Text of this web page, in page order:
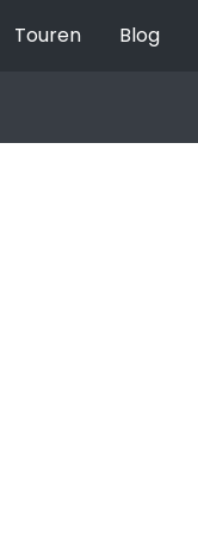
Touren Blog